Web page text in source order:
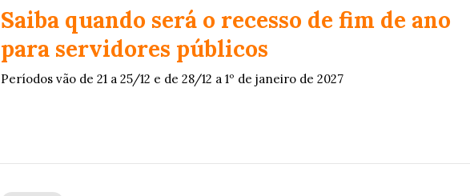
Saiba quando será o recesso de fim de ano
para servidores públicos
Períodos vão de 21 a 25/12 e de 28/12 a 1º de janeiro de 2027